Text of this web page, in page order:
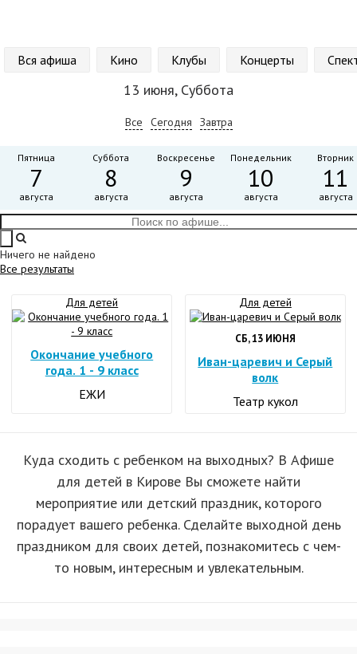
Вся афиша Кино Клубы Концерты
13 июня, Суббота
Все Сегодня Завтра
Пятница
7
августа
Суббота
8
августа
Воскресенье
9
августа
Понедельник
10
августа
Вторник
11
августа
Ничего не найдено
Все результаты
Для детей
Окончание учебного
года. 1 - 9 класс
ЕЖИ
Для детей
СБ, 13 ИЮНЯ
И­ван-ца­ре­вич и Се­рый
волк
Театр кукол
Куда сходить с ребенком на выходных? В Афише
для детей в Кирове Вы сможете найти
мероприятие или детский праздник, которого
порадует вашего ребенка. Сделайте выходной день
праздником для своих детей, познакомитесь с чем-
то новым, интересным и увлекательным.